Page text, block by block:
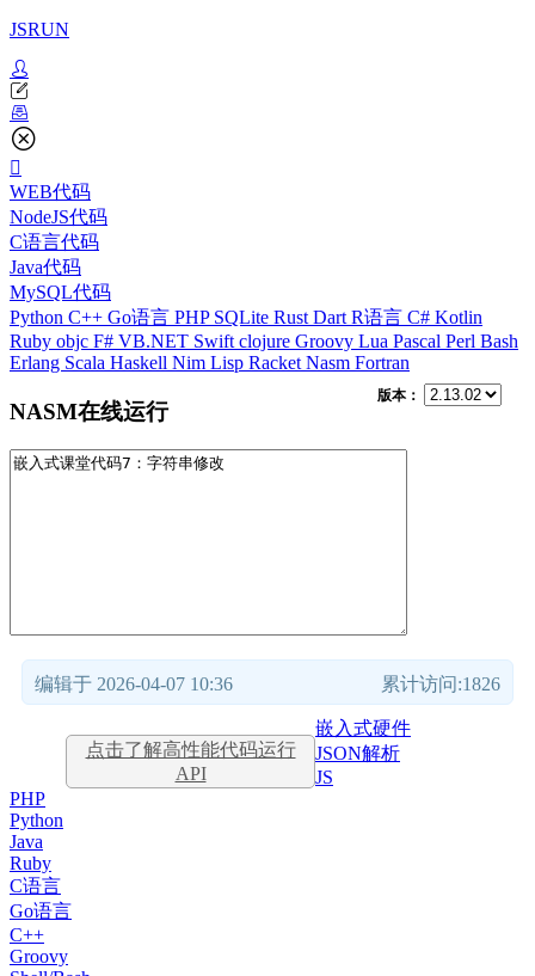
JSRUN
WEB代码
NodeJS代码
C语言代码
Java代码
MySQL代码
Python C++ Go语言 PHP SQLite Rust Dart R语言 C# Kotlin
Ruby objc F# VB.NET Swift clojure Groovy Lua Pascal Perl Bash
Erlang Scala Haskell Nim Lisp Racket Nasm Fortran
NASM在线运行
版本：
编辑于 2026-04-07 10:36 累计访问:1826
点击了解高性能代码运行
API
嵌入式硬件
JSON解析
JS
PHP
Python
Java
Ruby
C语言
Go语言
C++
Groovy